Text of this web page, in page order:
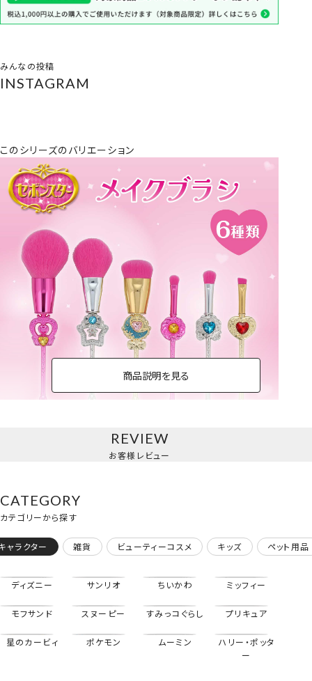
みんなの投稿
INSTAGRAM
このシリーズのバリエーション
商品説明を見る
REVIEW
お客様レビュー
CATEGORY
カテゴリーから探す
ャラクター 雑貨 ビューティーコスメ キッズ ペット用品
ディズニー サンリオ ちいかわ ミッフィー
モフサンド スヌーピー すみっコぐらし プリキュア
星のカービィ ポケモン ムーミン
ハリー・ポッタ
ー